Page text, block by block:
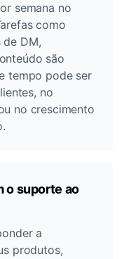
semana no
como
de DM,
são
tempo pode ser
no
no crescimento
o suporte ao
a
produtos,